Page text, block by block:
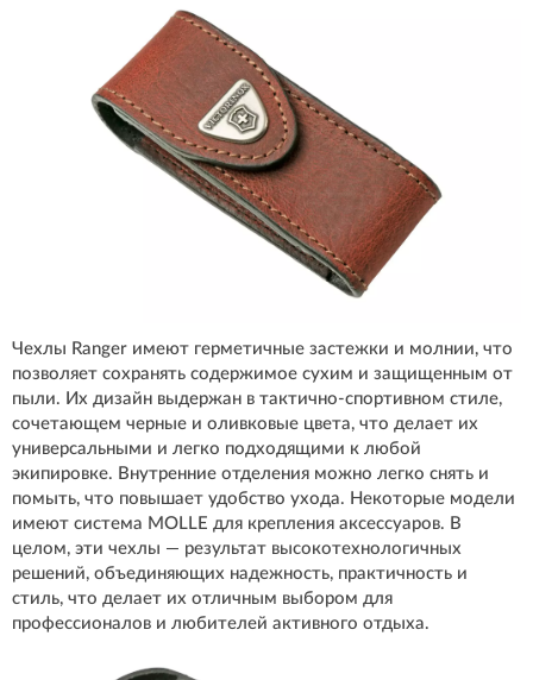
Чехлы Ranger имеют герметичные застежки и молнии, что
позволяет сохранять содержимое сухим и защищенным от
пыли. Их дизайн выдержан в тактично-спортивном стиле,
сочетающем черные и оливковые цвета, что делает их
универсальными и легко подходящими к любой
экипировке. Внутренние отделения можно легко снять и
помыть, что повышает удобство ухода. Некоторые модели
имеют система MOLLE для крепления аксессуаров. В
целом, эти чехлы — результат высокотехнологичных
решений, объединяющих надежность, практичность и
стиль, что делает их отличным выбором для
профессионалов и любителей активного отдыха.